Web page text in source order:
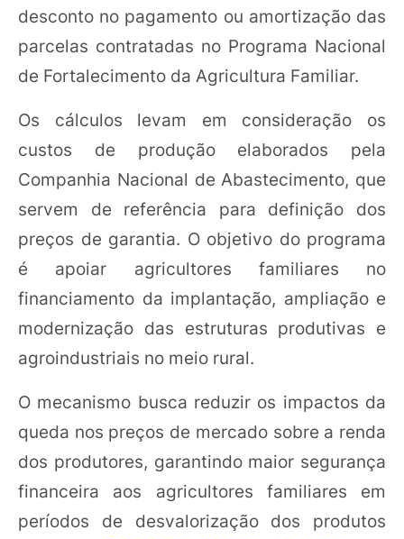
desconto no pagamento ou amortização das
parcelas contratadas no Programa Nacional
de Fortalecimento da Agricultura Familiar.
Os cálculos levam em consideração os
custos de produção elaborados pela
Companhia Nacional de Abastecimento, que
servem de referência para definição dos
preços de garantia. O objetivo do programa
é apoiar agricultores familiares no
financiamento da implantação, ampliação e
modernização das estruturas produtivas e
agroindustriais no meio rural.
O mecanismo busca reduzir os impactos da
queda nos preços de mercado sobre a renda
dos produtores, garantindo maior segurança
financeira aos agricultores familiares em
períodos de desvalorização dos produtos